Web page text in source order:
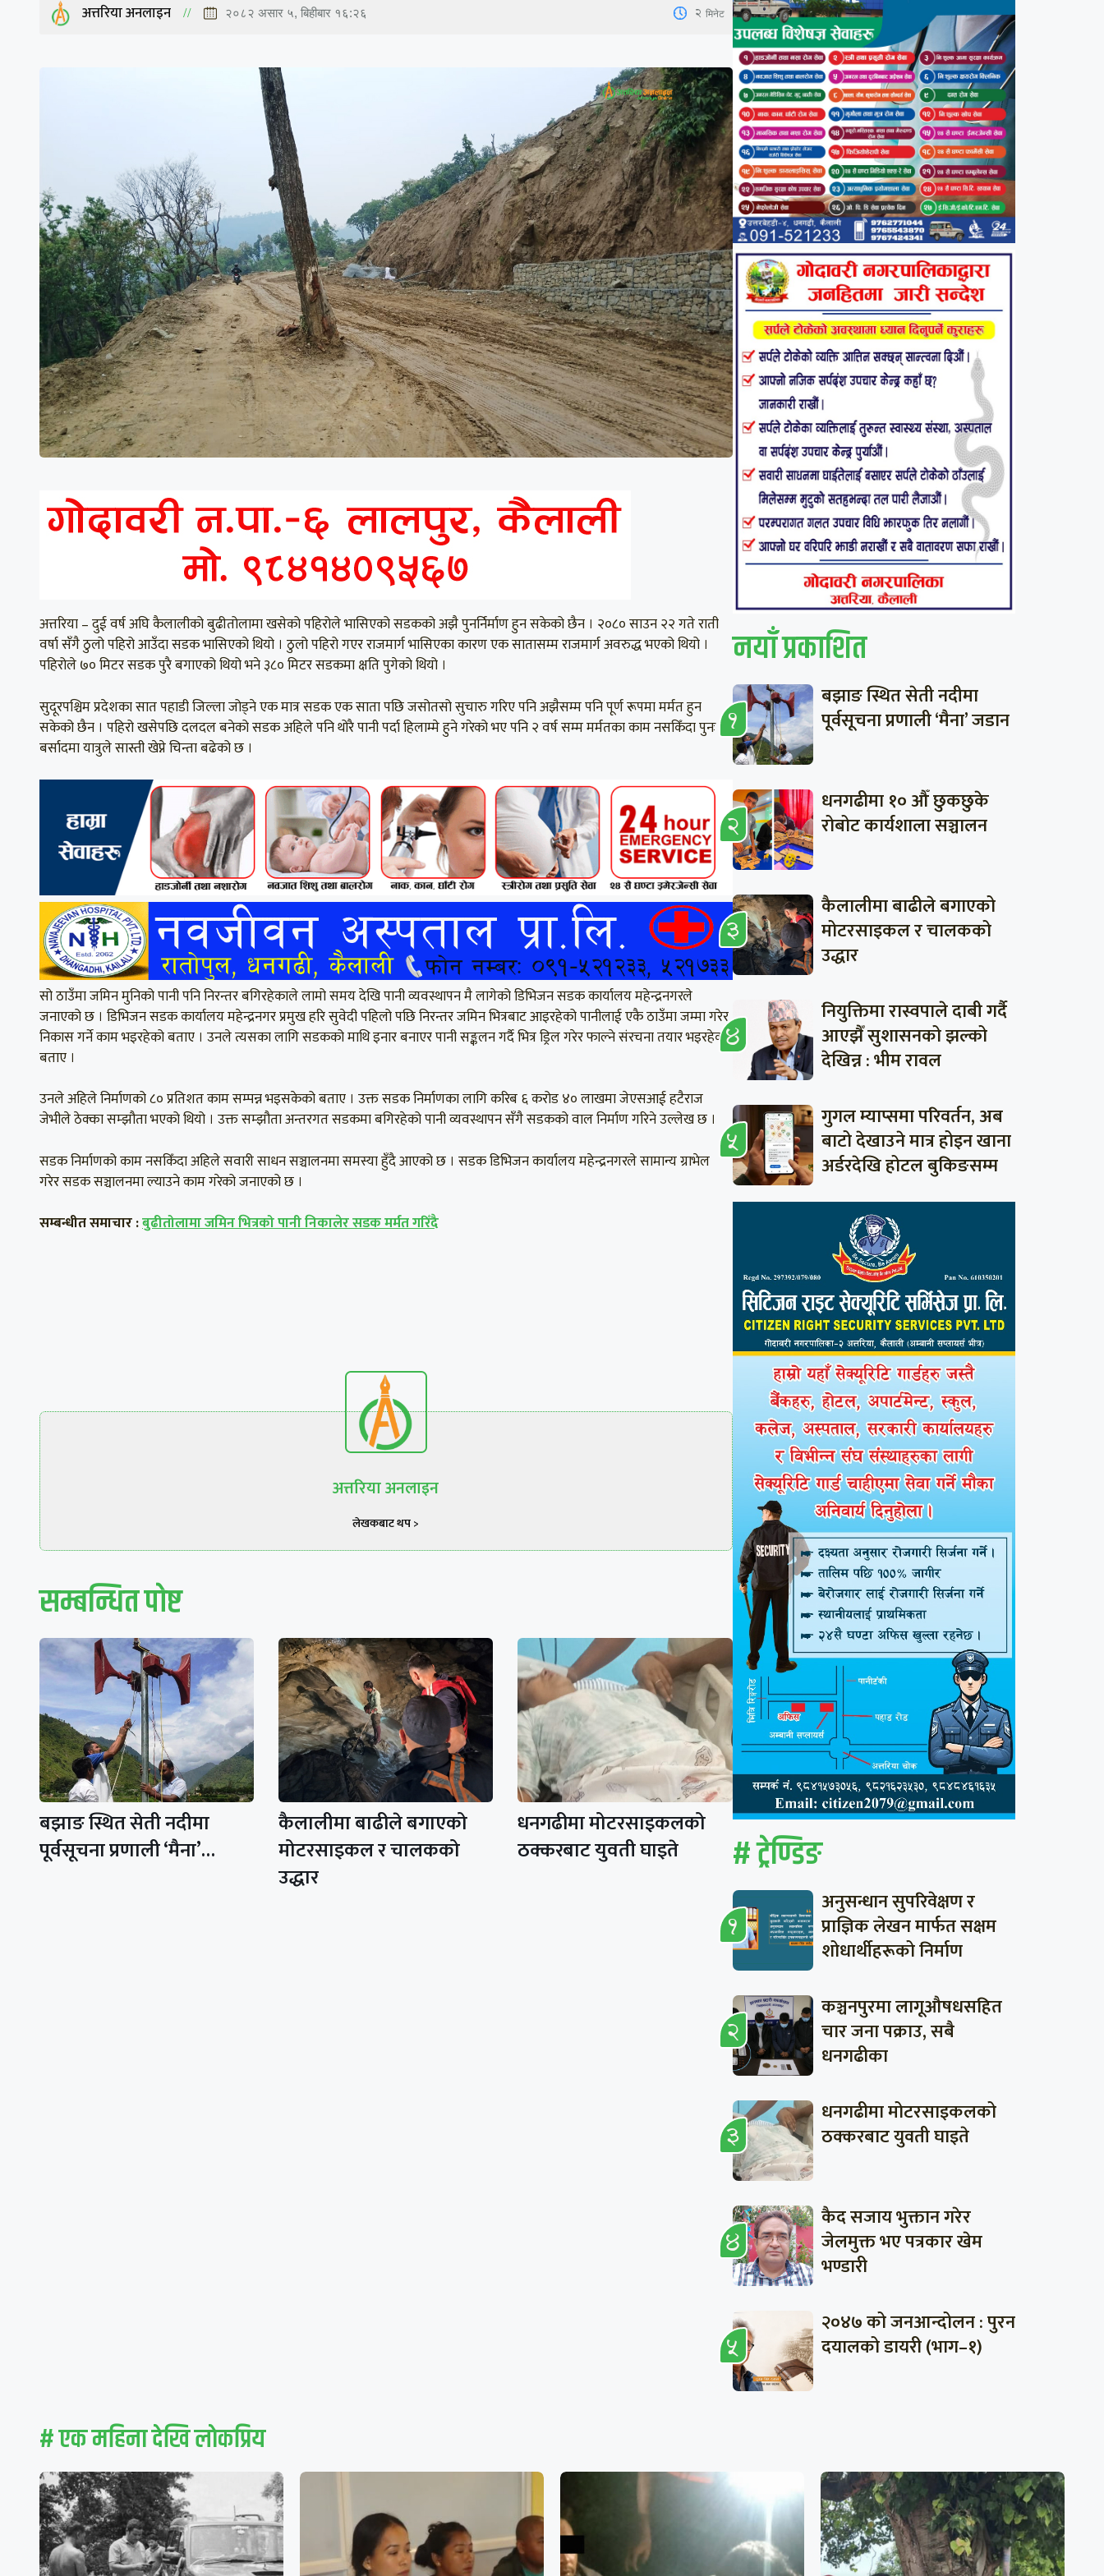
अत्तरिया अनलाइन २०८२ असार ५, बिहीबार १६:२६ 2 मिनेट
अत्तरिया – दुई वर्ष अघि कैलालीको बुढीतोलामा खसेको पहिरोले भासिएको सडकको अझै पुनर्निर्माण हुन सकेको छैन । २०८० साउन २२ गते राती
वर्षा सँगै ठुलो पहिरो आउँदा सडक भासिएको थियो । ठुलो पहिरो गएर राजमार्ग भासिएका कारण एक सातासम्म राजमार्ग अवरुद्ध भएको थियो ।
पहिरोले ७० मिटर सडक पुरै बगाएको थियो भने ३८० मिटर सडकमा क्षति पुगेको थियो ।
सुदूरपश्चिम प्रदेशका सात पहाडी जिल्ला जोड्ने एक मात्र सडक एक साता पछि जसोतसो सुचारु गरिए पनि अझैसम्म पनि पूर्ण रूपमा मर्मत हुन
सकेको छैन । पहिरो खसेपछि दलदल बनेको सडक अहिले पनि थोरै पानी पर्दा हिलाम्मे हुने गरेको भए पनि २ वर्ष सम्म मर्मतका काम नसकिँदा पुनः
बर्सादमा यात्रुले सास्ती खेप्ने चिन्ता बढेको छ ।
सो ठाउँमा जमिन मुनिको पानी पनि निरन्तर बगिरहेकाले लामो समय देखि पानी व्यवस्थापन मै लागेको डिभिजन सडक कार्यालय महेन्द्रनगरले
जनाएको छ । डिभिजन सडक कार्यालय महेन्द्रनगर प्रमुख हरि सुवेदी पहिलो पछि निरन्तर जमिन भित्रबाट आइरहेको पानीलाई एकै ठाउँमा जम्मा गरेर
निकास गर्ने काम भइरहेको बताए । उनले त्यसका लागि सडकको माथि इनार बनाएर पानी सङ्कलन गर्दै भित्र ड्रिल गरेर फाल्ने संरचना तयार भइरहेको
बताए ।
उनले अहिले निर्माणको ८० प्रतिशत काम सम्पन्न भइसकेको बताए । उक्त सडक निर्माणका लागि करिब ६ करोड ४० लाखमा जेएसआई हटैराज
जेभीले ठेक्का सम्झौता भएको थियो । उक्त सम्झौता अन्तरगत सडकमा बगिरहेको पानी व्यवस्थापन सँगै सडकको वाल निर्माण गरिने उल्लेख छ ।
सडक निर्माणको काम नसकिँदा अहिले सवारी साधन सञ्चालनमा समस्या हुँदै आएको छ । सडक डिभिजन कार्यालय महेन्द्रनगरले सामान्य ग्राभेल
गरेर सडक सञ्चालनमा ल्याउने काम गरेको जनाएको छ ।
सम्बन्धीत समाचार :बुढीतोलामा जमिन भित्रको पानी निकालेर सडक मर्मत गरिँदै
अत्तरिया अनलाइन
लेखकबाट थप >
सम्बन्धित पाेष्ट
बझाङ स्थित सेती नदीमा
पूर्वसूचना प्रणाली ‘मैना’…
कैलालीमा बाढीले बगाएको
मोटरसाइकल र चालकको
उद्धार
धनगढीमा मोटरसाइकलको
ठक्करबाट युवती घाइते
नयाँ प्रकाशित
बझाङ स्थित सेती नदीमा
पूर्वसूचना प्रणाली ‘मैना’ जडान
धनगढीमा १० औँ छुकछुके
रोबोट कार्यशाला सञ्चालन
कैलालीमा बाढीले बगाएको
मोटरसाइकल र चालकको
उद्धार
नियुक्तिमा रास्वपाले दाबी गर्दै
आएझैँ सुशासनको झल्को
देखिन्न : भीम रावल
गुगल म्याप्समा परिवर्तन, अब
बाटो देखाउने मात्र होइन खाना
अर्डरदेखि होटल बुकिङसम्म
# ट्रेण्डिङ
अनुसन्धान सुपरिवेक्षण र
प्राज्ञिक लेखन मार्फत सक्षम
शोधार्थीहरूको निर्माण
कञ्चनपुरमा लागूऔषधसहित
चार जना पक्राउ, सबै
धनगढीका
धनगढीमा मोटरसाइकलको
ठक्करबाट युवती घाइते
कैद सजाय भुक्तान गरेर
जेलमुक्त भए पत्रकार खेम
भण्डारी
२०४७ को जनआन्दोलन : पुरन
दयालको डायरी (भाग–१)
# एक महिना देखि लाेकप्रिय